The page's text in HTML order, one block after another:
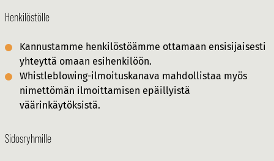
Henkilöstölle
Kannustamme henkilöstöämme ottamaan ensisijaisesti
yhteyttä omaan esihenkilöön.
Whistleblowing-ilmoituskanava mahdollistaa myös
nimettömän ilmoittamisen epäillyistä
väärinkäytöksistä.
Sidosryhmille